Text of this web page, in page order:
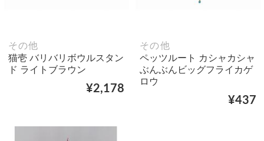
その他
猫壱 バリバリボウルスタン
ド ライトブラウン
¥2,178
その他
ペッツルート カシャカシャ
ぶんぶんビッグフライカゲ
ロウ
¥437